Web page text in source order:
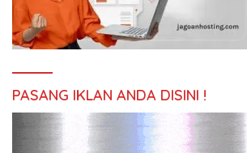
PASANG IKLAN ANDA DISINI !